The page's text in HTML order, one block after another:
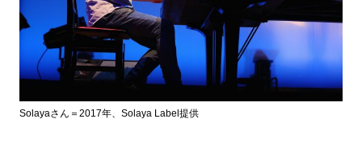
Solayaさん＝2017年、Solaya Label提供